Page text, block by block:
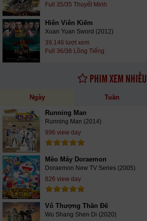
Full 35/35 Thuyết Minh
Hiên Viên Kiếm
Xuan Yuan Sword (2012)
39,146 lượt xem
Full 36/36 Lồng Tiếng
PHIM XEM NHIỀU
Ngày Tuần
Running Man
Running Man (2014)
996 view day
Mèo Máy Doraemon
Doraemon New TV Series (2005)
826 view day
Vô Thượng Thần Đế
Wu Shang Shen Di (2020)